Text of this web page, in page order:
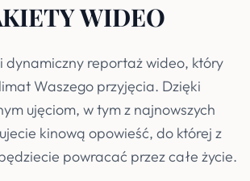
WIDEO
dynamiczny reportaż wideo, który
Waszego przyjęcia. Dzięki
ujęciom, w tym z najnowszych
kinową opowieść, do której z
powracać przez całe życie.